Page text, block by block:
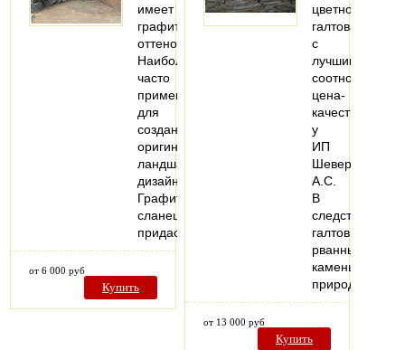
имеет
графитовый
оттенок.
Наиболее
часто
применяется
для
создания
оригинального
ландшафтного
дизайна.
Графитовый
сланец
придаст…
от 6 000 руб
Купить
цветной
галтованный
с
лучшим
соотношение
цена-
качество
у
ИП
Шеверев
А.С.
В
следствии
галтовки
рванный
камень
природный…
от 13 000 руб
Купить